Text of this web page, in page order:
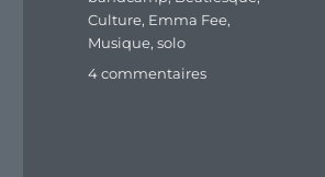
Culture, Emma Fee,
Musique,solo
4 commentairessur